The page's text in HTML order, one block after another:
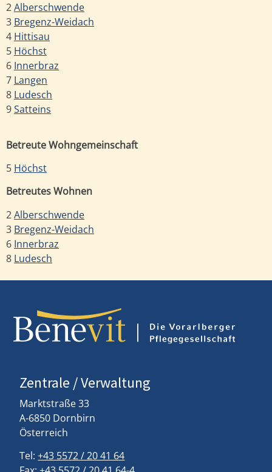
2Alberschwende
3 Bregenz-Weidach
4 Hittisau
5 Höchst
6 Innerbraz
7 Langen
8 Ludesch
9Satteins
Betreute Wohngemeinschaft
5 Höchst
Betreutes Wohnen
2Alberschwende
3 Bregenz-Weidach
6 Innerbraz
8 Ludesch
Zentrale / Verwaltung
Marktstraße 33
A-6850 Dornbirn
Österreich
Tel:+43 5572 / 20 41 64